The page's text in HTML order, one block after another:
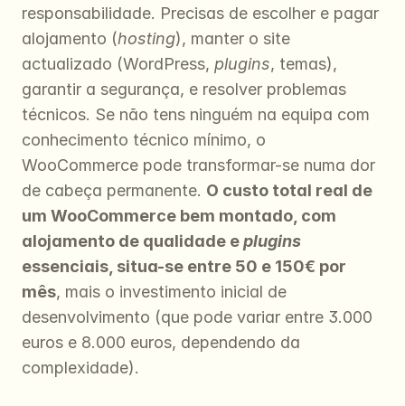
responsabilidade. Precisas de escolher e pagar
alojamento (hosting), manter o site
actualizado (WordPress, plugins, temas),
garantir a segurança, e resolver problemas
técnicos. Se não tens ninguém na equipa com
conhecimento técnico mínimo, o
WooCommerce pode transformar-se numa dor
de cabeça permanente. O custo total real de
um WooCommerce bem montado, com
alojamento de qualidade e plugins
essenciais, situa-se entre 50 e 150€ por
mês, mais o investimento inicial de
desenvolvimento (que pode variar entre 3.000
euros e 8.000 euros, dependendo da
complexidade).